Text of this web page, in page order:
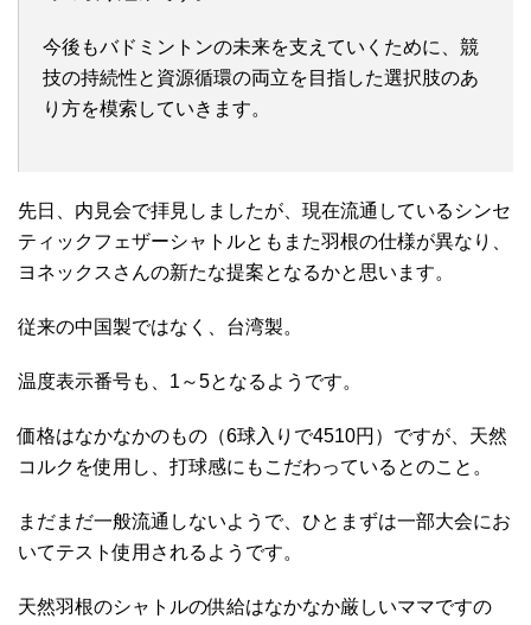
今後もバドミントンの未来を支えていくために、競
技の持続性と資源循環の両立を目指した選択肢のあ
り方を模索していきます。
先日、内見会で拝見しましたが、現在流通しているシンセ
ティックフェザーシャトルともまた羽根の仕様が異なり、
ヨネックスさんの新たな提案となるかと思います。
従来の中国製ではなく、台湾製。
温度表示番号も、1～5となるようです。
価格はなかなかのもの（6球入りで4510円）ですが、天然
コルクを使用し、打球感にもこだわっているとのこと。
まだまだ一般流通しないようで、ひとまずは一部大会にお
いてテスト使用されるようです。
天然羽根のシャトルの供給はなかなか厳しいママですの